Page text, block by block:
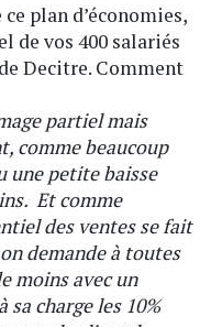
plan d’économies,
de vos 400 salariés
Decitre. Comment
partiel mais
comme beaucoup
une petite baisse
Et comme
des ventes se fait
demande à toutes
moins avec un
sa charge les 10%